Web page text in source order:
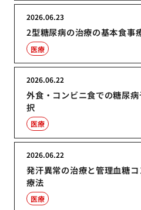
2型糖尿病の治療の基本食事
2026.06.23
医療
外食・コンビニ食での糖尿
択
2026.06.22
医療
発汗異常の治療と管理血糖
療法
2026.06.22
医療